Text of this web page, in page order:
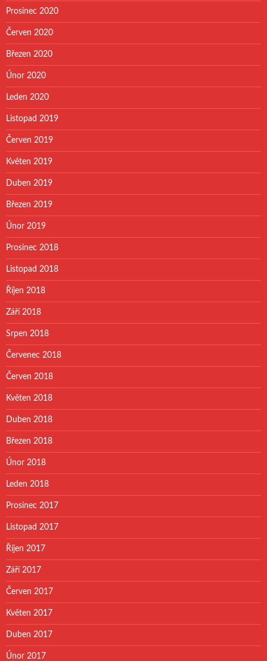
Prosinec 2020
Červen 2020
Březen 2020
Únor 2020
Leden 2020
Listopad 2019
Červen 2019
Květen 2019
Duben 2019
Březen 2019
Únor 2019
Prosinec 2018
Listopad 2018
Říjen 2018
Září 2018
Srpen 2018
Červenec 2018
Červen 2018
Květen 2018
Duben 2018
Březen 2018
Únor 2018
Leden 2018
Prosinec 2017
Listopad 2017
Říjen 2017
Září 2017
Červen 2017
Květen 2017
Duben 2017
Únor 2017